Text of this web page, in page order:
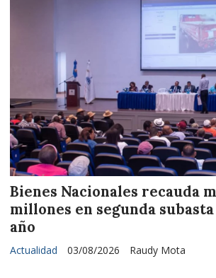
Bienes Nacionales recauda
millones en segunda
año
Raudy Mota
Actualidad 03/08/2026